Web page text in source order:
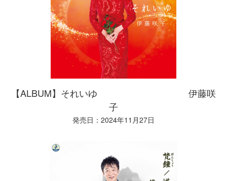
【ALBUM】それいゆ 伊藤咲
子
発売日：2024年11月27日